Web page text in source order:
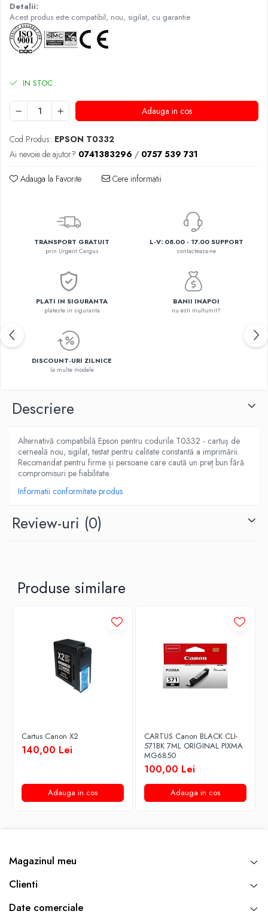
Detalii:
Acest produs este compatibil, nou, sigilat, cu garantie
IN STOC
Adauga in cos
Cod Produs: EPSON T0332
Ai nevoie de ajutor? 0741383296 / 0757 539 731
Adauga la Favorite Cere informatii
TRANSPORT GRATUIT
prin Urgent Cargus
L-V: 08.00 - 17.00 SUPPORT
contacteaza-ne
PLATI IN SIGURANTA
plateste in siguranta
BANII INAPOI
nu esti multumit?
DISCOUNT-URI ZILNICE
la multe modele
Descriere
Alternativă compatibilă Epson pentru codurile T0332 - cartuș de
cerneală nou, sigilat, testat pentru calitate constantă a imprimării.
Recomandat pentru firme și persoane care caută un preț bun fără
compromisuri pe fiabilitate.
Informatii conformitate produs
Review-uri (0)
Produse similare
Cartus Canon X2
140,00 Lei
Adauga in cos
CARTUS Canon BLACK CLI-
571BK 7ML ORIGINAL PIXMA
MG6850
100,00 Lei
Adauga in cos
Magazinul meu
Clienti
Date comerciale